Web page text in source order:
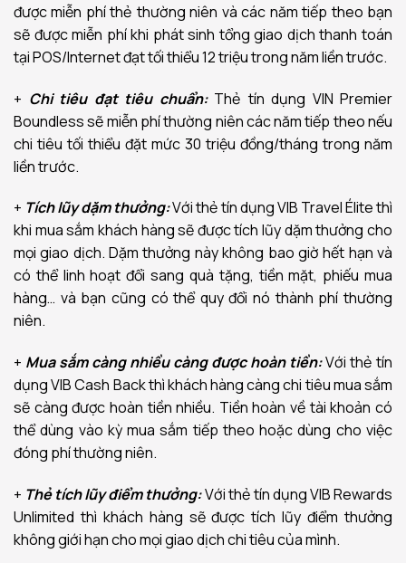
được miễn phí thẻ thường niên và các năm tiếp theo bạn
sẽ được miễn phí khi phát sinh tổng giao dịch thanh toán
tại POS/Internet đạt tối thiểu 12 triệu trong năm liền trước.
+ Chi tiêu đạt tiêu chuẩn:Thẻ tín dụng VIN Premier
Boundless sẽ miễn phí thường niên các năm tiếp theo nếu
chi tiêu tối thiểu đặt mức 30 triệu đồng/tháng trong năm
liền trước.
+ Tích lũy dặm thưởng:Với thẻ tín dụng VIB Travel Élite thì
khi mua sắm khách hàng sẽ được tích lũy dặm thưởng cho
mọi giao dịch. Dặm thưởng này không bao giờ hết hạn và
có thể linh hoạt đổi sang quà tặng, tiền mặt, phiếu mua
hàng… và bạn cũng có thể quy đổi nó thành phí thường
niên.
+ Mua sắm càng nhiều càng được hoàn tiền:Với thẻ tín
dụng VIB Cash Back thì khách hàng càng chi tiêu mua sắm
sẽ càng được hoàn tiền nhiều. Tiền hoàn về tài khoản có
thể dùng vào kỳ mua sắm tiếp theo hoặc dùng cho việc
đóng phí thường niên.
+ Thẻ tích lũy điểm thưởng:Với thẻ tín dụng VIB Rewards
Unlimited thì khách hàng sẽ được tích lũy điểm thưởng
không giới hạn cho mọi giao dịch chi tiêu của mình.